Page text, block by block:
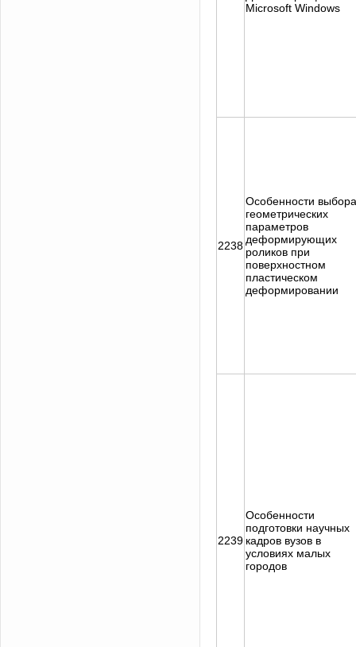
Microsoft Windows
2238
Особенности выбора
геометрических
параметров
деформирующих
роликов при
поверхностном
пластическом
деформировании
2239
Особенности
подготовки научных
кадров вузов в
условиях малых
городов